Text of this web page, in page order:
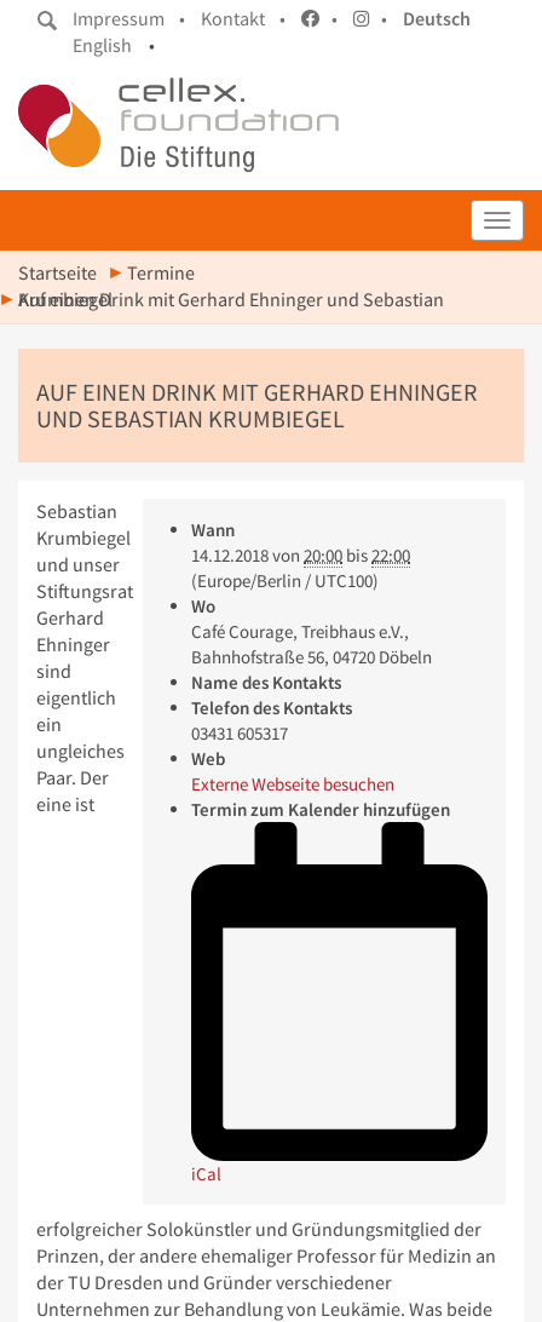
Impressum • Kontakt • • •
Deutsch
English
•
Startseite
Termine
Auf einen Drink mit Gerhard Ehninger und Sebastian Krumbiegel
AUF EINEN DRINK MIT GERHARD EHNINGER
UND SEBASTIAN KRUMBIEGEL
Wann
14.12.2018von 20:00 bis22:00
(Europe/Berlin / UTC100)
Wo
Café Courage, Treibhaus e.V.,
Bahnhofstraße 56, 04720 Döbeln
Name des Kontakts
Telefon des Kontakts
03431 605317
Web
Externe Webseite besuchen
Termin zum Kalender hinzufügen
iCal
Sebastian
Krumbiegel
und unser
Stiftungsrat
Gerhard
Ehninger
sind
eigentlich
ein
ungleiches
Paar. Der
eine ist
erfolgreicher Solokünstler und Gründungsmitglied der
Prinzen, der andere ehemaliger Professor für Medizin an
der TU Dresden und Gründer verschiedener
Unternehmen zur Behandlung von Leukämie. Was beide